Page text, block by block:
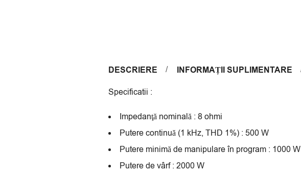
DESCRIERE INFORMAȚII SUPLIMENTARE
Specificatii :
Impedanţă nominală : 8 ohmi
Putere continuă (1 kHz, THD 1%) : 500 W
Putere minimă de manipulare în program : 1000 W
Putere de vârf : 2000 W